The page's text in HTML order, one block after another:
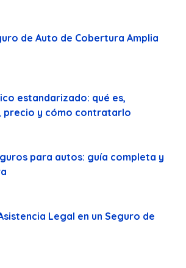
de Auto de Cobertura Amplia
estandarizado: qué es,
precio y cómo contratarlo
para autos: guía completa y
Legal en un Seguro de